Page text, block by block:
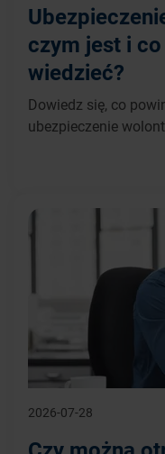
czym jest i
wiedzieć?
Dowiedz się, co
ubezpieczenie
2026-07-28